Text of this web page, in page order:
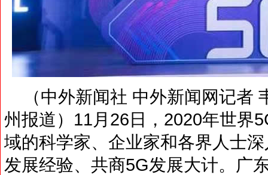
（中外新闻社 中外新闻网记者
州报道）11月26日，2020年世界
域的科学家、企业家和各界人士
发展经验、共商5G发展大计。广